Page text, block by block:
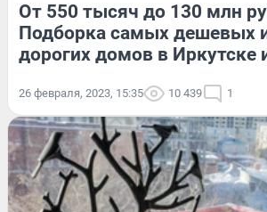
От 550 тысяч до 130 млн
Подборка самых дешевых
дорогих домов в Иркутске
26 февраля, 2023, 15:35 10 439 1